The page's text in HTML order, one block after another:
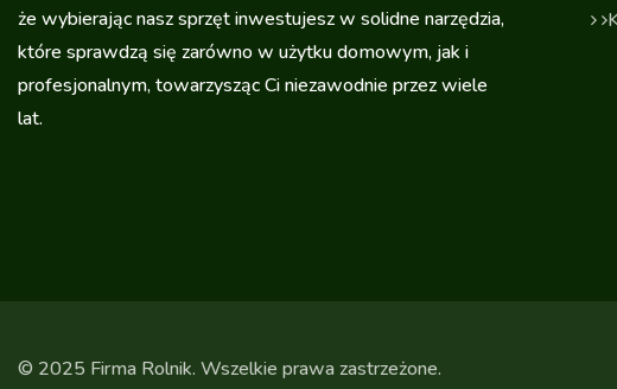
że wybierając nasz sprzęt inwestujesz w solidne narzędzia,
które sprawdzą się zarówno w użytku domowym, jak i
profesjonalnym, towarzysząc Ci niezawodnie przez wiele
lat.
© 2025 Firma Rolnik. Wszelkie prawa zastrzeżone.